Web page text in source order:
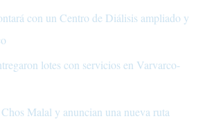
con un Centro de Diálisis ampliado y
lotes con servicios en Varvarco-
Malal y anuncian una nueva ruta